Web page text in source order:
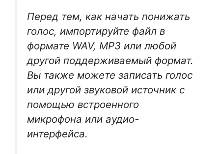
Перед тем, как начать понижать
голос, импортируйте файл в
формате WAV, MP3 или любой
другой поддерживаемый формат.
Вы также можете записать голос
или другой звуковой источник с
помощью встроенного
микрофона или аудио-
интерфейса.